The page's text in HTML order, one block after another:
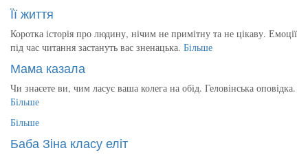
Її життя
Коротка історія про людину, нічим не примітну та не цікаву. Емоції
під час читання застануть вас зненацька. Більше
Мама казала
Чи знаєете ви, чим ласує ваша колега на обід. Геловінська оповідка.
Більше
Більше
Баба Зіна класу еліт